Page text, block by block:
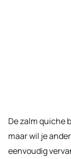
De zalm quiche
maar wil je
eenvoudig